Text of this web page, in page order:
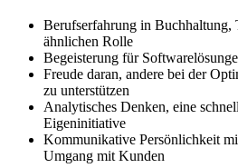
Berufserfahrung in Buchhaltung,
ähnlichen Rolle
Begeisterung für
Freude daran, andere bei der
zu unterstützen
Analytisches Denken, eine
Eigeninitiative
Kommunikative Persönlichkeit
Umgang mit Kunden